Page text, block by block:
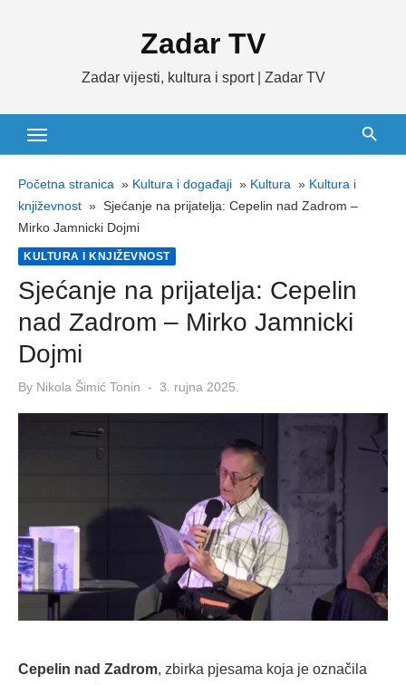
Zadar TV
Zadar vijesti, kultura i sport | Zadar TV
Početna stranica » Kultura i događaji » Kultura » Kultura i
književnost » Sjećanje na prijatelja: Cepelin nad Zadrom –
Mirko Jamnicki Dojmi
KULTURA I KNJIŽEVNOST
Sjećanje na prijatelja: Cepelin
nad Zadrom – Mirko Jamnicki
Dojmi
By Nikola Šimić Tonin
Posted
3. rujna 2025.
Cepelin nad Zadrom, zbirka pjesama koja je označila